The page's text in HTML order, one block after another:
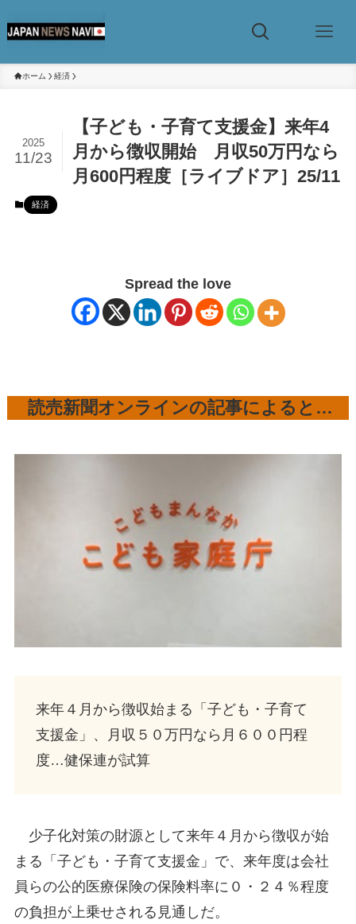
ホーム 経済
【子ども・子育て支援金】来年4
月から徴収開始 月収50万円なら
月600円程度［ライブドア］25/11
2025
11/23
経済
Spread the love
読売新聞オンラインの記事によると…
来年４月から徴収始まる「子ども・子育て
支援金」、月収５０万円なら月６００円程
度…健保連が試算
少子化対策の財源として来年４月から徴収が始
まる「子ども・子育て支援金」で、来年度は会社
員らの公的医療保険の保険料率に０・２４％程度
の負担が上乗せされる見通しだ。